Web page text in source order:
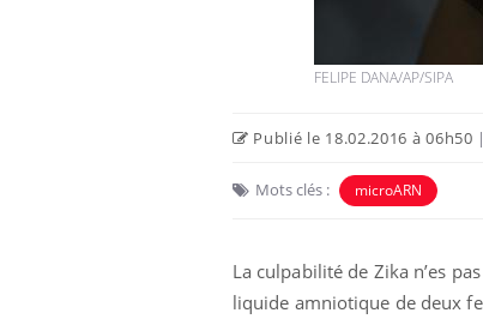
FELIPE DANA/AP/SIPA
Publié le 18.02.2016 à 06h50 |
Mots clés : microARN
La culpabilité de Zika n’es
liquide amniotique de deux
pendant les vacances ?